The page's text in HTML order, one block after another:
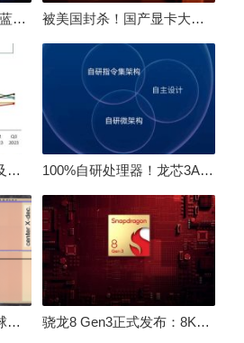
华为小米之后 vivo自研“蓝河”操作系统重磅发布 被美国封杀！国产显卡大厂：中国GPU不存在至暗时刻
华为新麒麟芯将全线普及！高中低端全面采用 改写竞争格局 100%自研处理器！龙芯3A6000评测：与10代酷睿互有胜负
中国技术实现突破！全球最先进的3D NAND存储芯片被发现 骁龙8 Gen3正式发布：8K240手游成真！AI性能飙升98％